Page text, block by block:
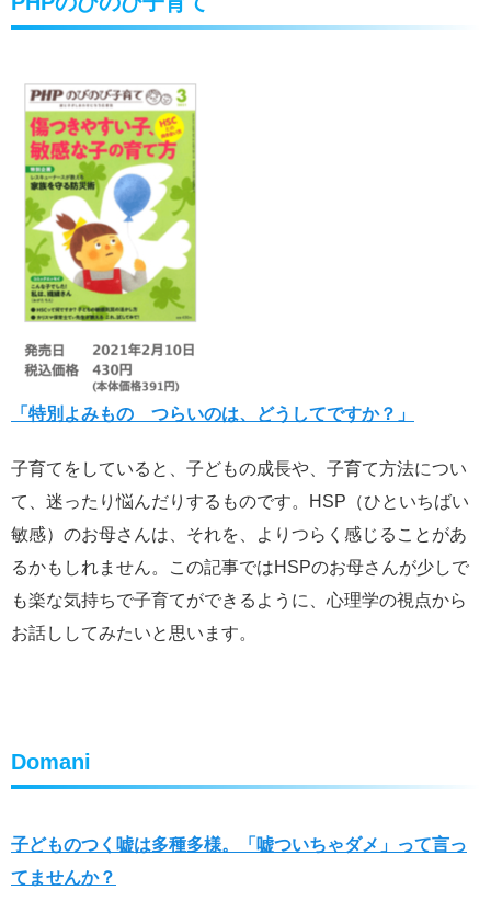
「特別よみもの つらいのは、どうしてですか？」
子育てをしていると、子どもの成長や、子育て方法につい
て、迷ったり悩んだりするものです。HSP（ひといちばい
敏感）のお母さんは、それを、よりつらく感じることがあ
るかもしれません。この記事ではHSPのお母さんが少しで
も楽な気持ちで子育てができるように、心理学の視点から
お話ししてみたいと思います。
Domani
子どものつく嘘は多種多様。「嘘ついちゃダメ」って言っ
てませんか？